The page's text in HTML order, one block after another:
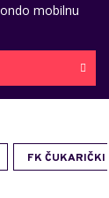
mobilnu
FK ČUKARIČKI